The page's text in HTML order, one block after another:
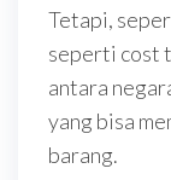
Tetapi,
seperti cost
antara
yang bisa
barang.